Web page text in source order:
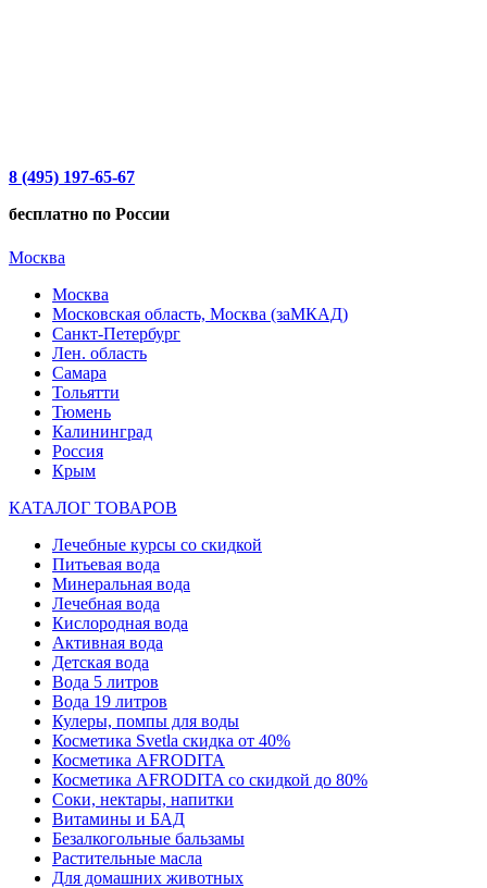
8 (495) 197-65-67
бесплатно по России
Москва
Москва
Московская область, Москва (заМКАД)
Санкт-Петербург
Лен. область
Самара
Тольятти
Тюмень
Калининград
Россия
Крым
КАТАЛОГ ТОВАРОВ
Лечебные курсы со скидкой
Питьевая вода
Минеральная вода
Лечебная вода
Кислородная вода
Активная вода
Детская вода
Вода 5 литров
Вода 19 литров
Кулеры, помпы для воды
Косметика Svetla скидка от 40%
Косметика AFRODITA
Косметика AFRODITA со скидкой до 80%
Соки, нектары, напитки
Витамины и БАД
Безалкогольные бальзамы
Растительные масла
Для домашних животных